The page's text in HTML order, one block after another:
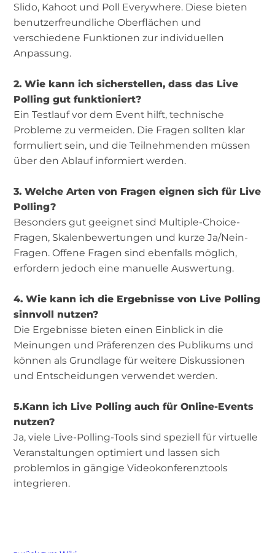
Slido, Kahoot und Poll Everywhere. Diese bieten
benutzerfreundliche Oberflächen und
verschiedene Funktionen zur individuellen
Anpassung.
2. Wie kann ich sicherstellen, dass das Live
Polling gut funktioniert?
Ein Testlauf vor dem Event hilft, technische
Probleme zu vermeiden. Die Fragen sollten klar
formuliert sein, und die Teilnehmenden müssen
über den Ablauf informiert werden.
3. Welche Arten von Fragen eignen sich für Live
Polling?
Besonders gut geeignet sind Multiple-Choice-
Fragen, Skalenbewertungen und kurze Ja/Nein-
Fragen. Offene Fragen sind ebenfalls möglich,
erfordern jedoch eine manuelle Auswertung.
4. Wie kann ich die Ergebnisse von Live Polling
sinnvoll nutzen?
Die Ergebnisse bieten einen Einblick in die
Meinungen und Präferenzen des Publikums und
können als Grundlage für weitere Diskussionen
und Entscheidungen verwendet werden.
5.Kann ich Live Polling auch für Online-Events
nutzen?
Ja, viele Live-Polling-Tools sind speziell für virtuelle
Veranstaltungen optimiert und lassen sich
problemlos in gängige Videokonferenztools
integrieren.